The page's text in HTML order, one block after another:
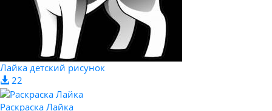
Лайка детский рисунок
22
Раскраска Лайка